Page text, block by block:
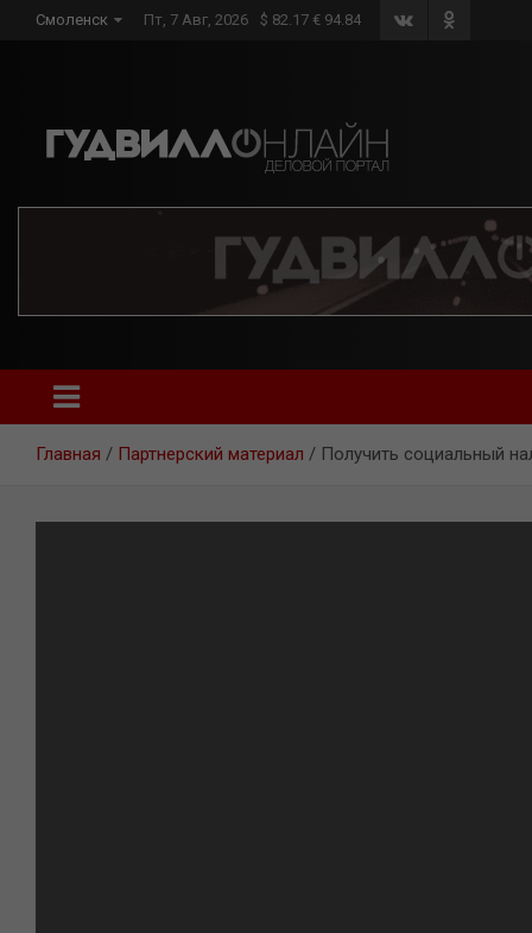
Смоленск Пт, 7 Авг, 2026 $ 82.17 € 94.84
Главная Партнерский материал Получить социальный